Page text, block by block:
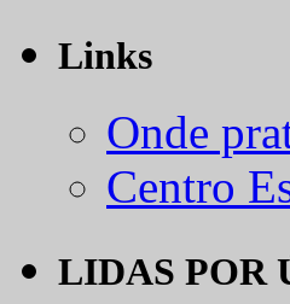
Links
Onde
Centro
LIDAS POR